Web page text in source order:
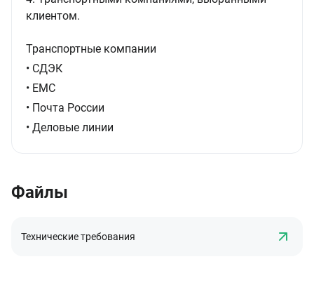
клиентом.
Транспортные компании
• СДЭК
• ЕМС
• Почта России
• Деловые линии
Файлы
Технические требования